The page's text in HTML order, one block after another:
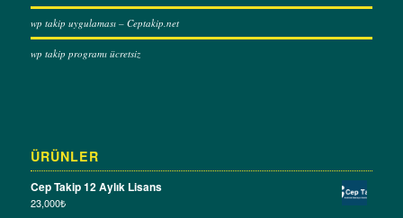
wp takip uygulaması – Ceptakip.net
wp takip programı ücretsiz
ÜRÜNLER
Cep Takip 12 Aylık Lisans
23,000₺